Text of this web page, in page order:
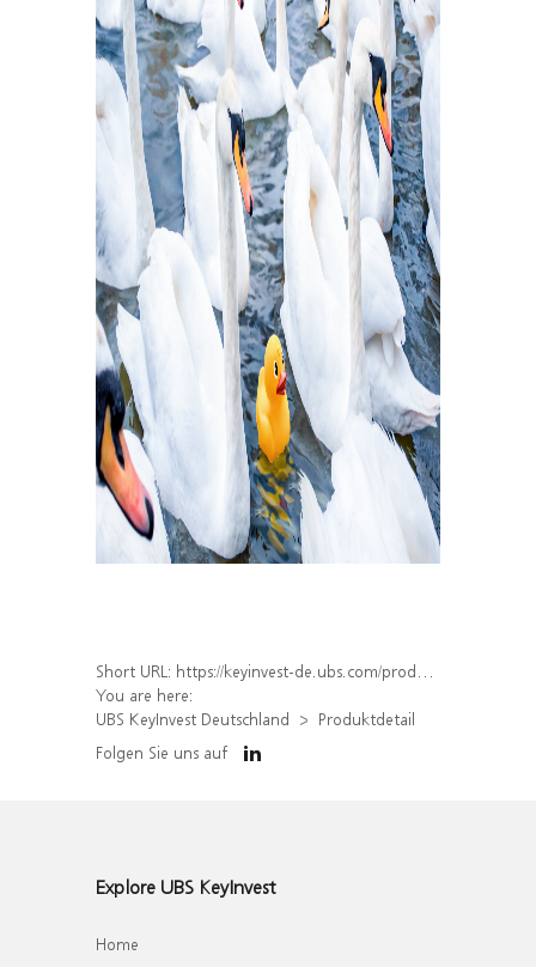
Short URL: https://keyinvest-de.ubs.com/produkt/detail/index/isin/DE000WA60QL6
You are here:
UBS KeyInvest Deutschland
Produktdetail
Folgen Sie uns auf
Explore UBS KeyInvest
Home